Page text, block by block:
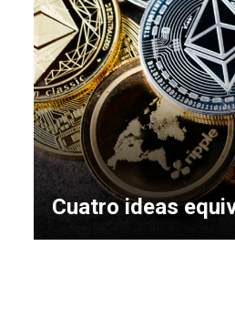
Cuatro ideas